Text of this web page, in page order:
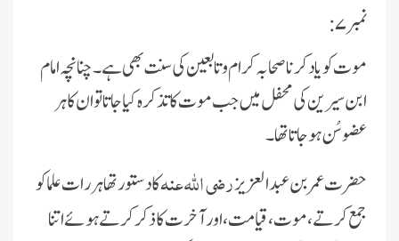
نمبر۷:
موت کو یاد کرنا صحابہ کرام و تابعین کی سنت بھی ہے ۔ چنانچہ امام
ابن سیرین کی محفل میں جب موت کا تذکرہ کیا جاتا تو ان کا ہر
عضو سُن ہوجاتا تھا۔
حضرت عمر بن عبدالعزیزرضی اللہ عنہکا دستو ر تھا ہر رات علما کو
جمع کرتے ، موت ، قیامت، اور آخرت کا ذکر کرتے ہوئے اتنا